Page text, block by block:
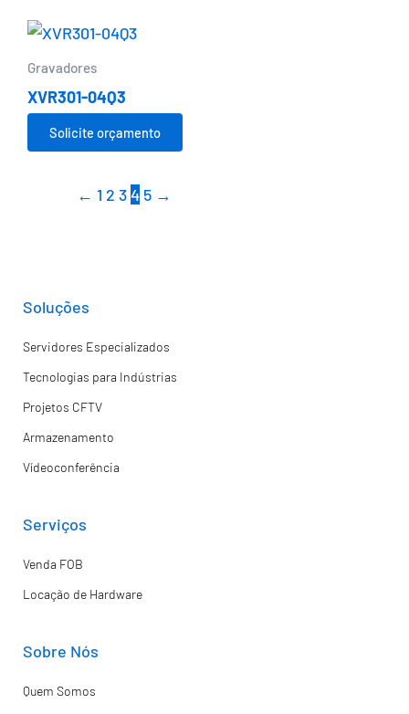
Gravadores
XVR301-04Q3
Solicite orçamento
← 1 2 34 5 →
Soluções
Servidores Especializados
Tecnologias para Indústrias
Projetos CFTV
Armazenamento
Vídeoconferência
Serviços
Venda FOB
Locação de Hardware
Sobre Nós
Quem Somos